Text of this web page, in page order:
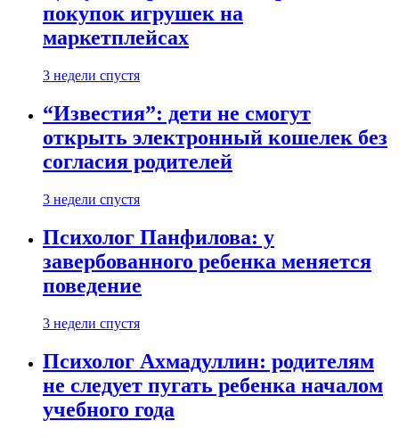
покупок игрушек на
маркетплейсах
3 недели спустя
“Известия”: дети не смогут
открыть электронный кошелек без
согласия родителей
3 недели спустя
Психолог Панфилова: у
завербованного ребенка меняется
поведение
3 недели спустя
Психолог Ахмадуллин: родителям
не следует пугать ребенка началом
учебного года